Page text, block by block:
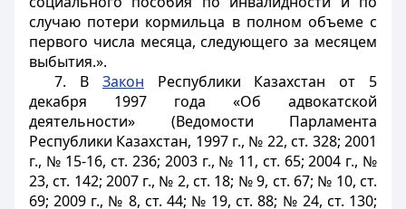
случаю потери кормильца в полном объеме с
первого числа месяца, следующего за месяцем
выбытия.».
7. В Закон Республики Казахстан от 5
декабря 1997 года «Об адвокатской
деятельности» (Ведомости Парламента
Республики Казахстан, 1997 г., № 22, ст. 328; 2001
г., № 15-16, ст. 236; 2003 г., № 11, ст. 65; 2004 г., №
23, ст. 142; 2007 г., № 2, ст. 18; № 9, ст. 67; № 10, ст.
69; 2009 г., № 8, ст. 44; № 19, ст. 88; № 24, ст. 130;